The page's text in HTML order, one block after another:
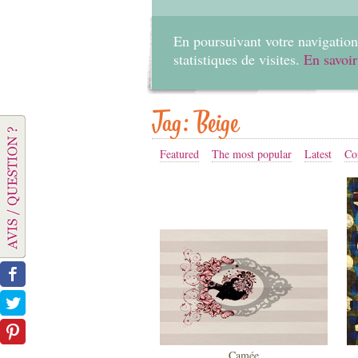
En poursuivant votre
statistiques de visites. En
Tag: Beige
Featured The most popular Latest